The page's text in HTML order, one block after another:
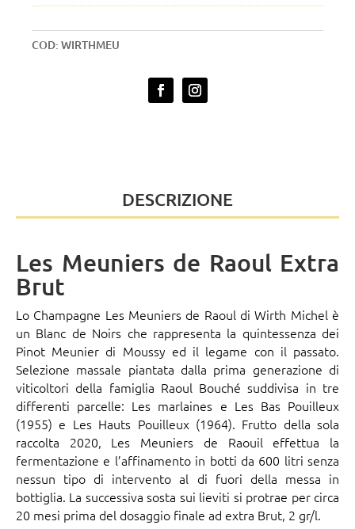
COD: WIRTHMEU
DESCRIZIONE
Les Meuniers de Raoul Extra
Brut
Lo Champagne Les Meuniers de Raoul diWirth Michelè
un Blanc de Noirs che rappresenta la quintessenza dei
Pinot Meunier di Moussy ed il legame con il passato.
Selezione massale piantata dalla prima generazione di
viticoltori della famiglia Raoul Bouché suddivisa in tre
differenti parcelle: Les marlaines e Les Bas Pouilleux
(1955) e Les Hauts Pouilleux (1964). Frutto della sola
raccolta 2020, Les Meuniers de Raouil effettua la
fermentazione e l’affinamento in botti da 600 litri senza
nessun tipo di intervento al di fuori della messa in
bottiglia. La successiva sosta sui lieviti si protrae per circa
20 mesi prima del dosaggio finale ad extra Brut, 2 gr/l.